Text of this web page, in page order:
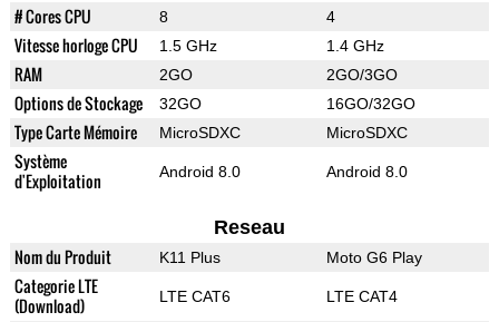
# Cores CPU 8 4
Vitesse horloge CPU 1.5 GHz 1.4 GHz
RAM 2GO 2GO/3GO
Options de Stockage 32GO 16GO/32GO
Type Carte Mémoire MicroSDXC MicroSDXC
Système
d'Exploitation
Android 8.0 Android 8.0
Reseau
Nom du Produit K11 Plus Moto G6 Play
Categorie LTE
(Download)
LTE CAT6 LTE CAT4